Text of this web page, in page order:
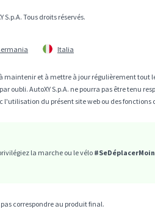
S.p.A. Tous droits réservés.
Italia
à maintenir et à mettre à jour régulièrement
oubli. AutoXY S.p.A. ne pourra pas être tenu
l'utilisation du présent site web ou des fonctions
la marche ou le vélo
correspondre au produit final.